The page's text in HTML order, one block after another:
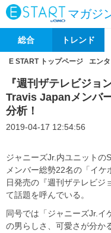
マガジ
総合 トレンド
E START トップページ エンタ
『週刊ザテレビジョ
Travis Japanメンバ
分析！
2019-04-17 12:54:56
ジャニーズJr.内ユニットの
メンバー総勢22名の「イ
日発売の『週刊ザテレビジ
て話題を呼んでいる。
同号では「ジャニーズJr.イ
の男らしさ、可愛さが分か